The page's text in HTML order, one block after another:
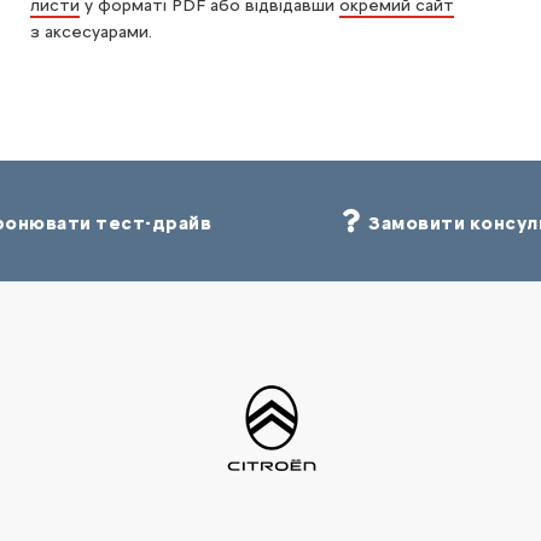
листи у форматі PDF або відвідавши окремий сайт
з аксесуарами.
тест-драйв Замовити